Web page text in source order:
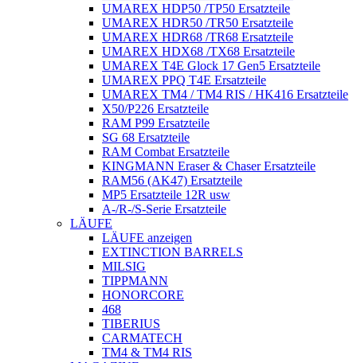
UMAREX HDP50 /TP50 Ersatzteile
UMAREX HDR50 /TR50 Ersatzteile
UMAREX HDR68 /TR68 Ersatzteile
UMAREX HDX68 /TX68 Ersatzteile
UMAREX T4E Glock 17 Gen5 Ersatzteile
UMAREX PPQ T4E Ersatzteile
UMAREX TM4 / TM4 RIS / HK416 Ersatzteile
X50/P226 Ersatzteile
RAM P99 Ersatzteile
SG 68 Ersatzteile
RAM Combat Ersatzteile
KINGMANN Eraser & Chaser Ersatzteile
RAM56 (AK47) Ersatzteile
MP5 Ersatzteile 12R usw
A-/R-/S-Serie Ersatzteile
LÄUFE
LÄUFE anzeigen
EXTINCTION BARRELS
MILSIG
TIPPMANN
HONORCORE
468
TIBERIUS
CARMATECH
TM4 & TM4 RIS